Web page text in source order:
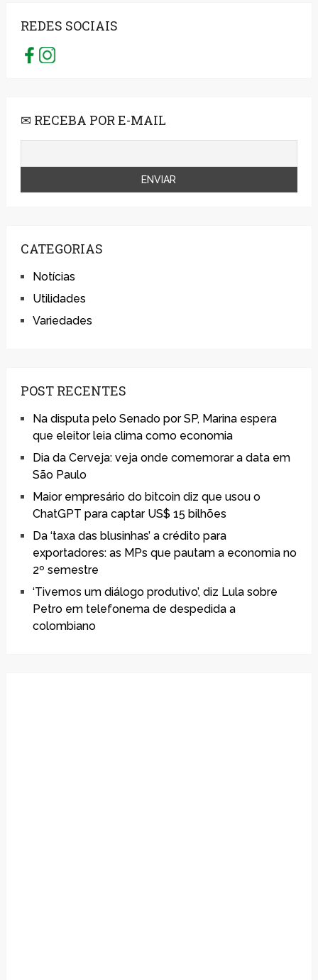
REDES SOCIAIS
✉ RECEBA POR E-MAIL
CATEGORIAS
Notícias
Utilidades
Variedades
POST RECENTES
Na disputa pelo Senado por SP, Marina espera
que eleitor leia clima como economia
Dia da Cerveja: veja onde comemorar a data em
São Paulo
Maior empresário do bitcoin diz que usou o
ChatGPT para captar US$ 15 bilhões
Da ‘taxa das blusinhas’ a crédito para
exportadores: as MPs que pautam a economia no
2º semestre
‘Tivemos um diálogo produtivo’, diz Lula sobre
Petro em telefonema de despedida a
colombiano